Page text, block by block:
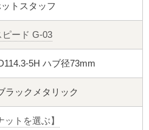
トスタッフ
ード G-03
5H ハブ径73mm
ラックメタリック
ットを選ぶ】